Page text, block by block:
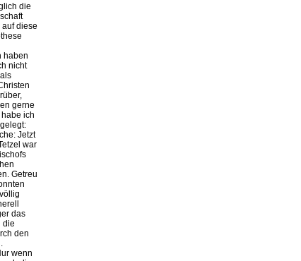
die
diese
haben
nicht
gerne
ich
Jetzt
war
Getreu
das
die
den
wenn